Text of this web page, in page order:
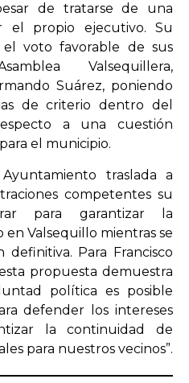
de tratarse de una
el propio ejecutivo. Su
el voto favorable de sus
Valsequillera,
Suárez, poniendo
de criterio dentro del
a una cuestión
el municipio.
traslada a
competentes su
para garantizar la
en Valsequillo mientras se
Para Francisco
propuesta demuestra
política es posible
defender los intereses
la continuidad de
para nuestros vecinos”.